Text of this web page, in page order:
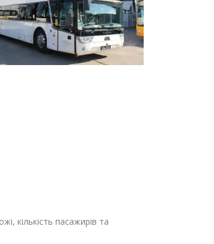
кількість пасажирів та